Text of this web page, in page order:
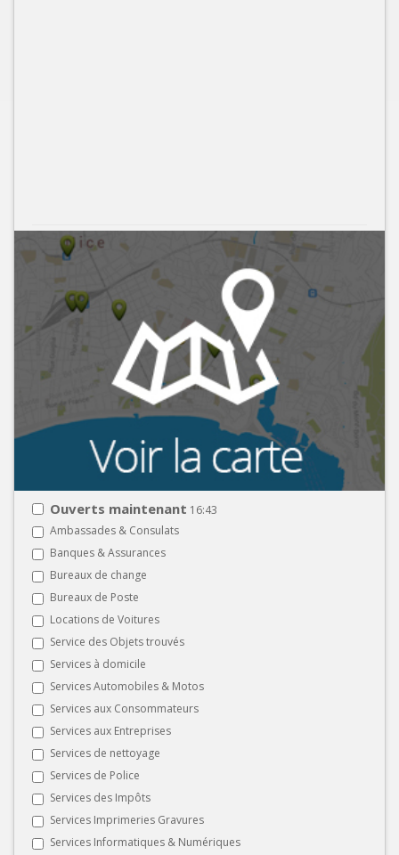
Ouverts maintenant 16:43
Ambassades & Consulats
Banques & Assurances
Bureaux de change
Bureaux de Poste
Locations de Voitures
Service des Objets trouvés
Services à domicile
Services Automobiles & Motos
Services aux Consommateurs
Services aux Entreprises
Services de nettoyage
Services de Police
Services des Impôts
Services Imprimeries Gravures
Services Informatiques & Numériques